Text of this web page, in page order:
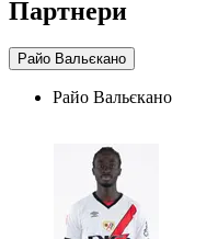
Партнери
Райо Вальєкано
Райо Вальєкано